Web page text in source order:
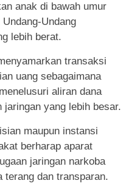
anak di bawah umur
Undang
lebih berat.
transaksi
uang sebagaimana
aliran dana
yang lebih besar.
maupun instansi
berharap aparat
jaringan narkoba
terang dan transparan.